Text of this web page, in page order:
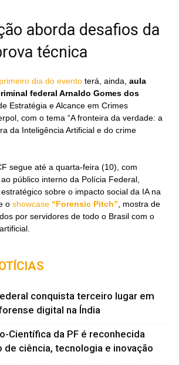
aborda desafios da
técnica
dia do evento terá, ainda, aula
federal Arnaldo Gomes dos
Estratégia e Alcance em Crimes
com o tema “A fronteira da verdade: a
da Inteligência Artificial e do crime
segue até a quarta-feira (10), com
público interno da Polícia Federal,
sobre o impacto social da IA na
o showcase “Forensic Pitch” , mostra de
por servidores de todo o Brasil com o
conquista terceiro lugar em
digital na Índia
Científica da PF é reconhecida
de ciência, tecnologia e inovação